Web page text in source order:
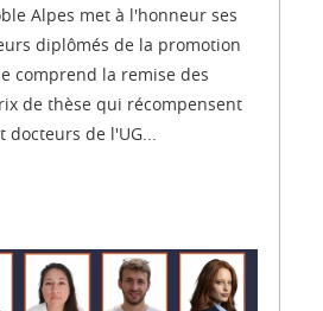
Alpes met à l'honneur ses
diplômés de la promotion
comprend la remise des
de thèse qui récompensent
docteurs de l'UG...